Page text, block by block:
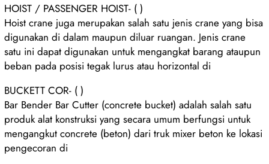
HOIST / PASSENGER HOIST- ( )
Hoist crane juga merupakan salah satu jenis crane yang bisa
digunakan di dalam maupun diluar ruangan. Jenis crane
satu ini dapat digunakan untuk mengangkat barang ataupun
beban pada posisi tegak lurus atau horizontal di
BUCKETT COR- ( )
Bar Bender Bar Cutter (concrete bucket) adalah salah satu
produk alat konstruksi yang secara umum berfungsi untuk
mengangkut concrete (beton) dari truk mixer beton ke lokasi
pengecoran di